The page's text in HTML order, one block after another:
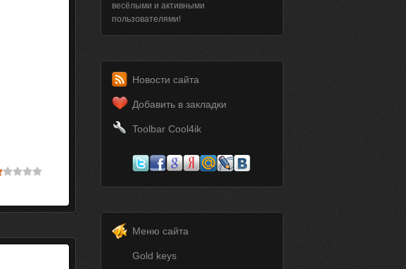
весёлыми и активными
пользователями!
Новости сайта
Добавить в закладки
Toolbar Cool4ik
Меню сайта
Gold keys